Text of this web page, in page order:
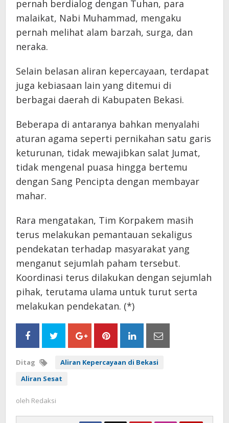
pernah berdialog dengan Tuhan, para
malaikat, Nabi Muhammad, mengaku
pernah melihat alam barzah, surga, dan
neraka.
Selain belasan aliran kepercayaan, terdapat
juga kebiasaan lain yang ditemui di
berbagai daerah di Kabupaten Bekasi.
Beberapa di antaranya bahkan menyalahi
aturan agama seperti pernikahan satu garis
keturunan, tidak mewajibkan salat Jumat,
tidak mengenal puasa hingga bertemu
dengan Sang Pencipta dengan membayar
mahar.
Rara mengatakan, Tim Korpakem masih
terus melakukan pemantauan sekaligus
pendekatan terhadap masyarakat yang
menganut sejumlah paham tersebut.
Koordinasi terus dilakukan dengan sejumlah
pihak, terutama ulama untuk turut serta
melakukan pendekatan. (*)
Ditag
Aliran Kepercayaan di Bekasi
Aliran Sesat
oleh Redaksi